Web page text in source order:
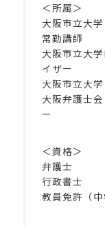
＜所属＞
大阪市立大
常勤講師
大阪市立大
イザー
大阪市立大
大阪弁護士
ー
＜資格＞
弁護士
行政書士
教員免許（中